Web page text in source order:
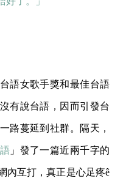
語女歌手獎和最佳台語
有說台語，因而引發台
路蔓延到社群。隔天，
」發了一篇近兩千字的
內互打，真正是心足疼ê